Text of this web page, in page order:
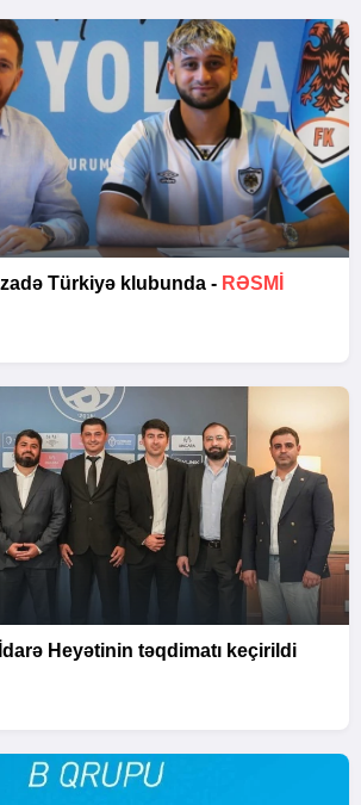
Türkiyə klubunda - RƏSMİ
Heyətinin təqdimatı keçirildi